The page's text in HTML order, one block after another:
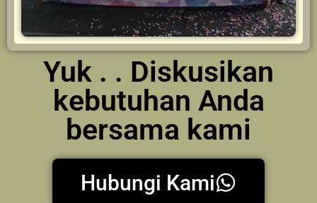
Yuk . . Diskusikan
kebutuhan Anda
bersama kami
Hubungi Kami